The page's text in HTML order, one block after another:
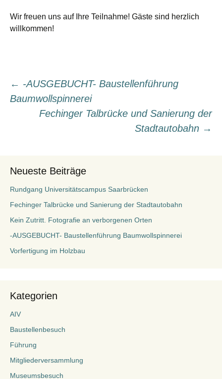
Wir freuen uns auf Ihre Teilnahme! Gäste sind herzlich
willkommen!
Beitragsnavigation
← -AUSGEBUCHT- Baustellenführung
Baumwollspinnerei
Fechinger Talbrücke und Sanierung der
Stadtautobahn →
Neueste Beiträge
Rundgang Universitätscampus Saarbrücken
Fechinger Talbrücke und Sanierung der Stadtautobahn
Kein Zutritt. Fotografie an verborgenen Orten
-AUSGEBUCHT- Baustellenführung Baumwollspinnerei
Vorfertigung im Holzbau
Kategorien
AIV
Baustellenbesuch
Führung
Mitgliederversammlung
Museumsbesuch